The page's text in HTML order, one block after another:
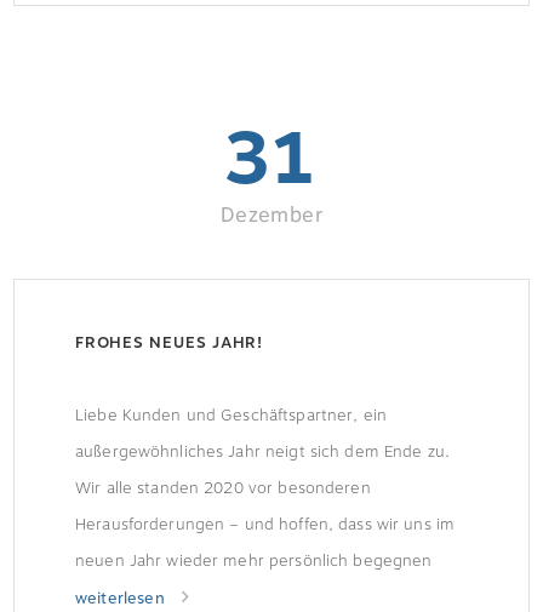
mussten Immobilienkäufer bislang die
31
Dezember
FROHES NEUES JAHR!
Liebe Kunden und Geschäftspartner, ein
außergewöhnliches Jahr neigt sich dem Ende zu.
Wir alle standen 2020 vor besonderen
Herausforderungen – und hoffen, dass wir uns im
neuen Jahr wieder mehr persönlich begegnen
können. Wir wünschen Ihnen und uns allen Mut,
weiterlesen